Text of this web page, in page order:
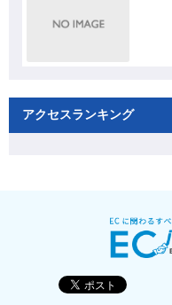
アクセスランキング